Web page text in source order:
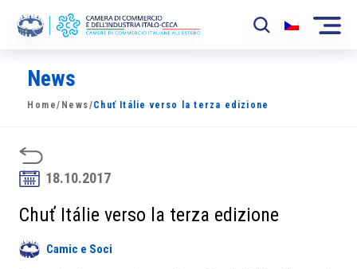
La Camera
News
Eventi
Sviluppo Mercato
Soci
Partner
News
Home/ News/Chuť Itálie verso la terza edizione
18.10.2017
Chuť Itálie verso la terza edizione
Camic e Soci